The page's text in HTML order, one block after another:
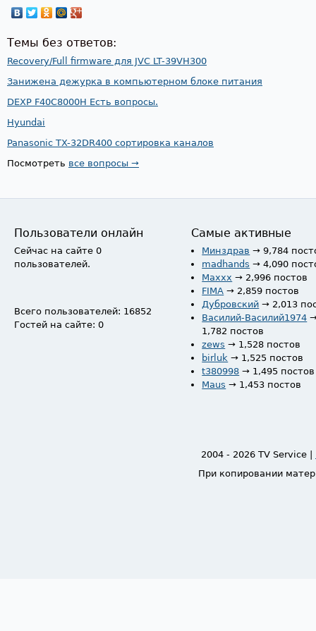
Темы без ответов:
Recovery/Full firmware для JVC LT-39VH300
Занижена дежурка в компьютерном блоке питания
DEXP F40C8000H Есть вопросы.
Hyundai
Panasonic TX-32DR400 сортировка каналов
Посмотреть все вопросы →
Пользователи онлайн
Сейчас на сайте 0
пользователей.
Всего пользователей: 16852
Гостей на сайте: 0
Самые активные
Минздрав → 9,784
madhands → 4,090
Maxxx → 2,996 постов
FIMA → 2,859 постов
Дубровский → 2,013
Василий-Василий1974
1,782 постов
zews → 1,528 постов
birluk → 1,525 постов
t380998 → 1,495 постов
Maus → 1,453 постов
2004 - 2026 TV Service |
При копировании